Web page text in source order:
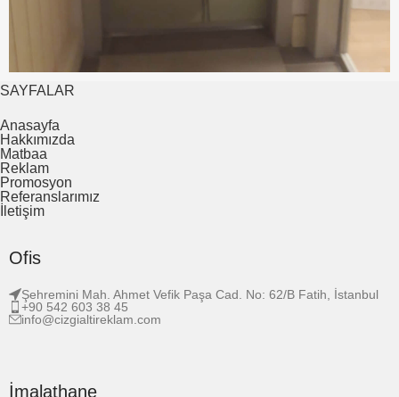
SAYFALAR
Anasayfa
Hakkımızda
Matbaa
Reklam
Promosyon
Referanslarımız
İletişim
Ofis
Şehremini Mah. Ahmet Vefik Paşa Cad. No: 62/B Fatih, İstanbul
+90 542 603 38 45
info@cizgialtireklam.com
İmalathane